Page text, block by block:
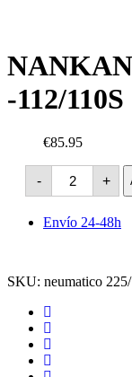
-112/110S
€85.95
-
NANKANG
Van
CW-
-112/110S
+
Envío 24-48h
SKU: neumatico